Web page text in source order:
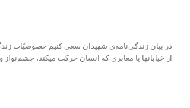
در بیان زندگی‌نامه‌ی شهیدان سعی کنیم خصوصیّات
از خیابانها یا معابری که انسان حرکت میکند،